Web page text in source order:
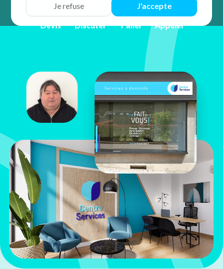
Je refuse J'accepte
Devis Discuter Y aller Appeler
Jean-Michael
Biguet
17, rue Exelmans
55000 Bar-le-Duc